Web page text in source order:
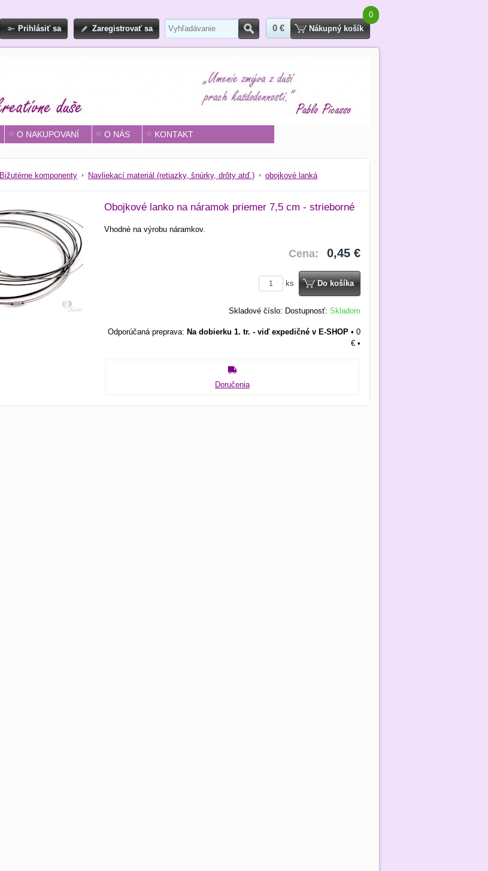
Prihlásiť sa Zaregistrovať sa Hľadať
0 €
0
Nákupný košík
O NAKUPOVANÍ O NÁS KONTAKT
Bižutérne komponenty Navliekací materiál (retiazky, šnúrky, drôty atď.) obojkové lanká
Obojkové lanko na náramok priemer 7,5 cm - strieborné
Vhodné na výrobu náramkov.
Cena: 0,45 €
ks Do košíka
Skladové číslo: Dostupnosť: Skladom
Na dobierku 1. tr. - viď expedičné v E-SHOP • 0
€ •
Doručenia